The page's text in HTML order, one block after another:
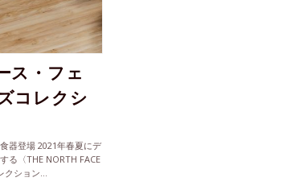
ス・フェ
コレクシ
器登場 2021年春夏にデ
る〈THE NORTH FACE
ション...